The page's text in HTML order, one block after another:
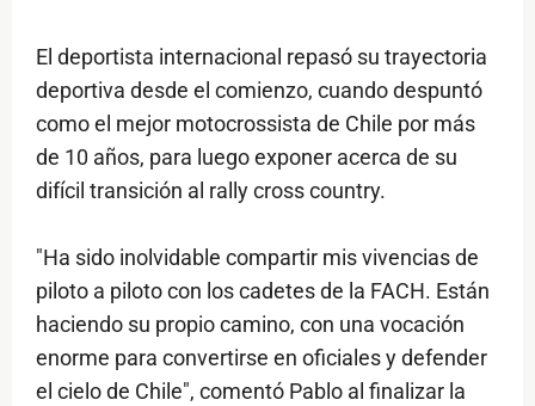
El deportista internacional repasó su trayectoria
deportiva desde el comienzo, cuando despuntó
como el mejor motocrossista de Chile por más
de 10 años, para luego exponer acerca de su
difícil transición al rally cross country.
"Ha sido inolvidable compartir mis vivencias de
piloto a piloto con los cadetes de la FACH. Están
haciendo su propio camino, con una vocación
enorme para convertirse en oficiales y defender
el cielo de Chile", comentó Pablo al finalizar la